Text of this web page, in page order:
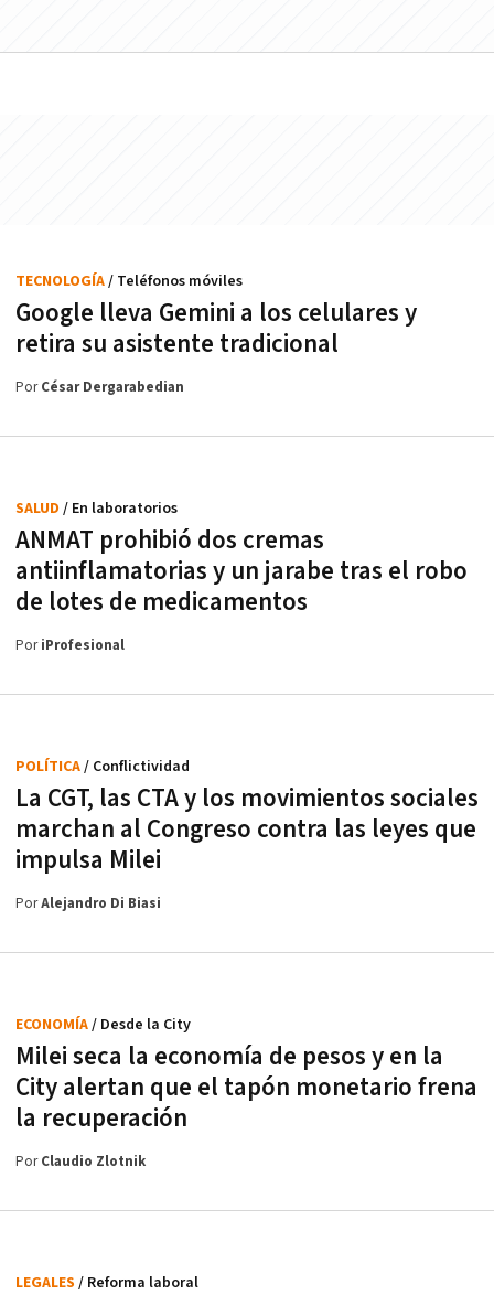
Google lleva Gemini a los celulares y
retira su asistente tradicional
TECNOLOGÍA/ Teléfonos móviles
PorCésar Dergarabedian
ANMAT prohibió dos cremas
antiinflamatorias y un jarabe tras el robo
de lotes de medicamentos
SALUD / En laboratorios
PoriProfesional
La CGT, las CTA y los movimientos sociales
marchan al Congreso contra las leyes que
impulsa Milei
POLÍTICA/ Conflictividad
PorAlejandro Di Biasi
Milei seca la economía de pesos y en la
City alertan que el tapón monetario frena
la recuperación
ECONOMÍA/ Desde la City
PorClaudio Zlotnik
LEGALES / Reforma laboral